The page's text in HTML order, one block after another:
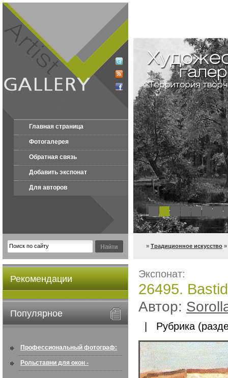
Главная страница
Фотогалерея
Обратная связь
Добавить экспонат
Для авторов
» Традиционное искусство »
Рекомендации
Популярное
Профессиональный фотограф:
искусство создавать снимки, ...
Рольставни для окон -
Экспонат:
26495.
Автор:
| Рубрика